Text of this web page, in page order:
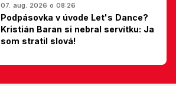
07. aug. 2026 o 08:26
Podpásovka v úvode Let's Dance?
Kristián Baran si nebral servítku: Ja
som stratil slová!